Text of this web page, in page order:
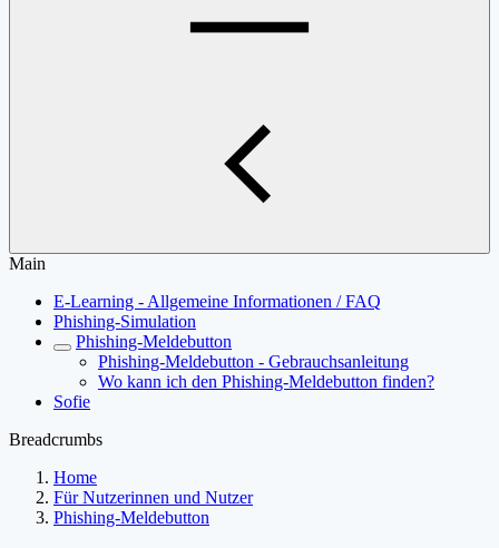
Main
E-Learning - Allgemeine Informationen / FAQ
Phishing-Simulation
Phishing-Meldebutton
Phishing-Meldebutton - Gebrauchsanleitung
Wo kann ich den Phishing-Meldebutton finden?
Sofie
Breadcrumbs
Home
Für Nutzerinnen und Nutzer
Phishing-Meldebutton